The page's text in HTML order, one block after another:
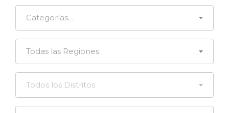
Categorías…
Todas las Regiones
Todos los Distritos